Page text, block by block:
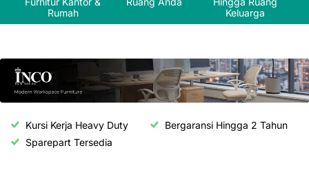
Rumah
Keluarga
Kursi Kerja Heavy Duty
Bergaransi Hingga 2 Tahun
Sparepart Tersedia